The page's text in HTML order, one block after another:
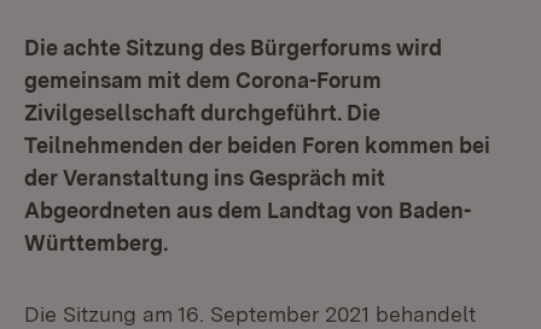
Die achte Sitzung des Bürgerforums wird
gemeinsam mit dem Corona-Forum
Zivilgesellschaft durchgeführt. Die
Teilnehmenden der beiden Foren kommen bei
der Veranstaltung ins Gespräch mit
Abgeordneten aus dem Landtag von Baden-
Württemberg.
Die Sitzung am 16. September 2021 behandelt